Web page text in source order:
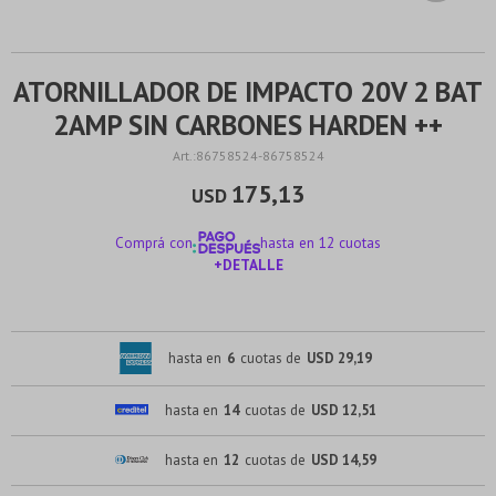
ATORNILLADOR DE IMPACTO 20V 2 BAT
2AMP SIN CARBONES HARDEN ++
86758524-86758524
USD 175,13
Comprá con
hasta en 12 cuotas
+DETALLE
hasta en 6 cuotas de USD 29,19
hasta en 14 cuotas de USD 12,51
hasta en 12 cuotas de USD 14,59